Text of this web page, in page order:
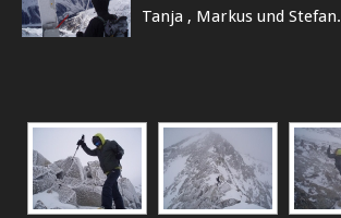
Tanja , Markus und Stefan.